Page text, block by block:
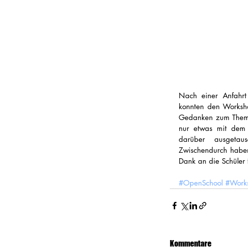
Nach einer
konnten den
Gedanken zum
nur etwas mit dem
darüber
Zwischendurch
Dank an die
#OpenSchool
Kommentare